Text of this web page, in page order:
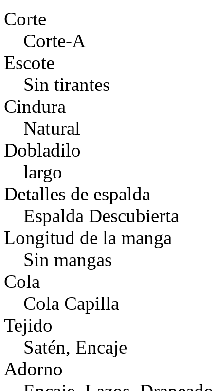
Corte
Corte-A
Escote
Sin tirantes
Cindura
Natural
Dobladilo
largo
Detalles de espalda
Espalda Descubierta
Longitud de la manga
Sin mangas
Cola
Cola Capilla
Tejido
Satén, Encaje
Adorno